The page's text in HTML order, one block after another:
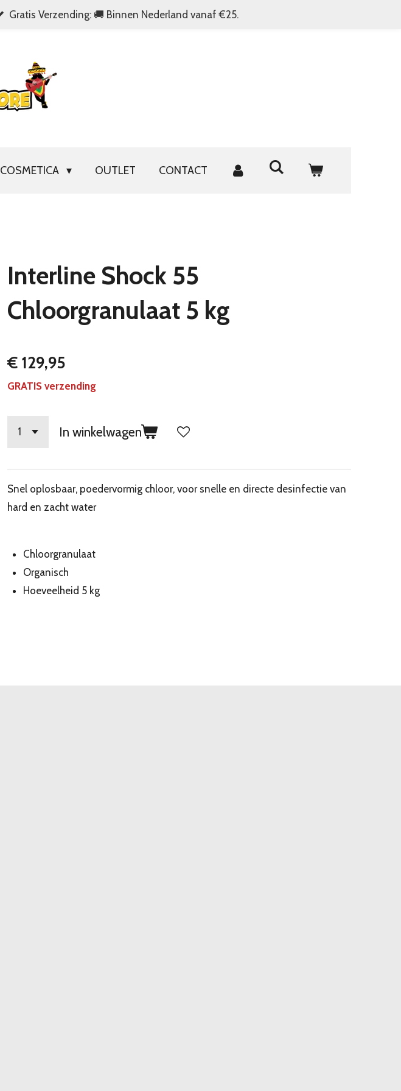
Gratis Verzending: 🚚 Binnen Nederland vanaf €25.
COSMETICA OUTLET CONTACT
Interline Shock 55
Chloorgranulaat 5 kg
€ 129,95
GRATIS verzending
In winkelwagen
Snel oplosbaar, poedervormig chloor, voor snelle en directe desinfectie van
hard en zacht water
Chloorgranulaat
Organisch
Hoeveelheid 5 kg